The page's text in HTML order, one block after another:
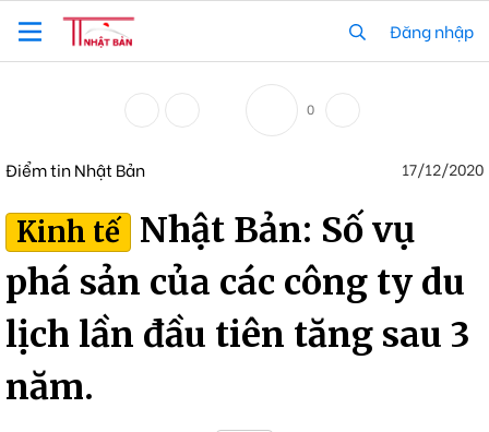
Đăng nhập
0
Điểm tin Nhật Bản 17/12/2020
Kinh tế
Nhật Bản: Số vụ
phá sản của các công ty du
lịch lần đầu tiên tăng sau 3
năm.